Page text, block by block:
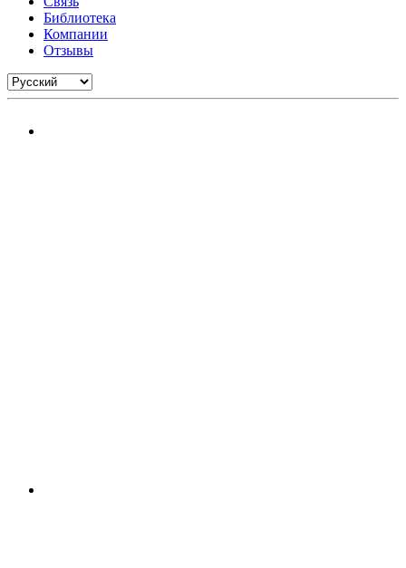
Библиотека
Компании
Отзывы